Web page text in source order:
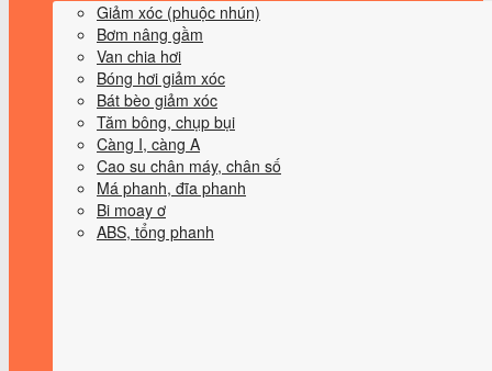
Giảm xóc (phuộc nhún)
Bơm nâng gầm
Van chia hơi
Bóng hơi giảm xóc
Bát bèo giảm xóc
Tăm bông, chụp bụi
Càng I, càng A
Cao su chân máy, chân số
Má phanh, đĩa phanh
Bi moay ơ
ABS, tổng phanh